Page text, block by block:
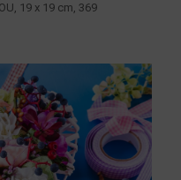
19 x 19 cm, 369